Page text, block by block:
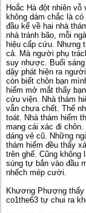
Hoắc Hà đột nhiên
không dám chắc là
đầu kể về hai nhà
nhà tránh bão, mỗi
hiệu cấp cứu. Nhưng
cả. Mà người phụ
suy nhược. Buổi
dậy phát hiện ra
còn biết chôn bạn
hiểm mở mắt thấy
cứu viện. Nhà thám
vẫn chưa chết. Thế
toát. Nhà thám hiểm
mang cái xác đi
dáng vẻ cũ. Những
thám hiểm đều thấy
trên ghế. Cũng không
súng tự bắn vào đầu
nhếch mép cười.
Khương Phượng thấy
co1the63 tự chui ra